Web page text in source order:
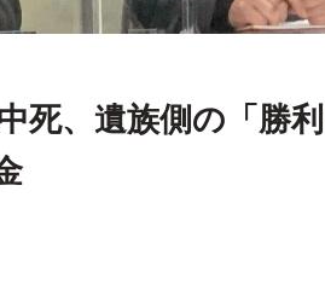
死、遺族側の「勝